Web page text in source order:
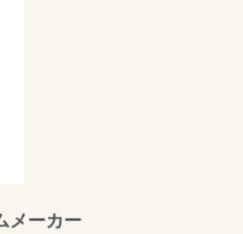
メーカー